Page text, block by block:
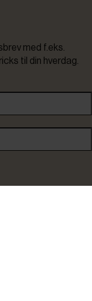
med f.eks.
til din hverdag.